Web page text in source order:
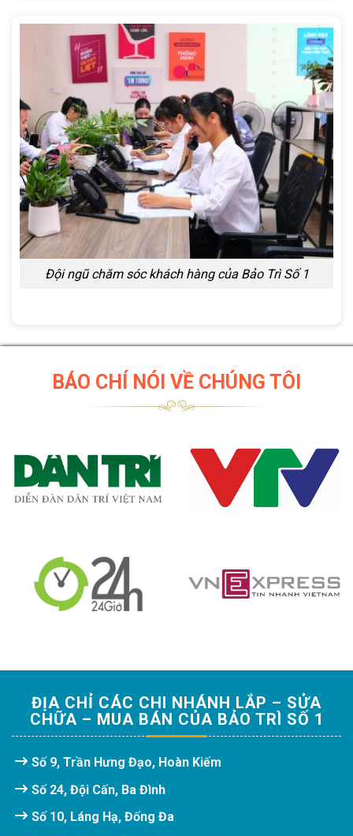
Đội ngũ chăm sóc khách hàng của Bảo Trì Số 1
BÁO CHÍ NÓI VỀ CHÚNG TÔI
ĐỊA CHỈ CÁC CHI NHÁNH LẮP – SỬA
CHỮA – MUA BÁN CỦA BẢO TRÌ SỐ 1
Số 9, Trần Hưng Đạo, Hoàn Kiếm
Số 24, Đội Cấn, Ba Đình
Số 10, Láng Hạ, Đống Đa